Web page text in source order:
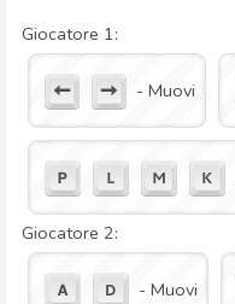
Giocatore 1:
- Muovi
Giocatore 2:
- Muovi